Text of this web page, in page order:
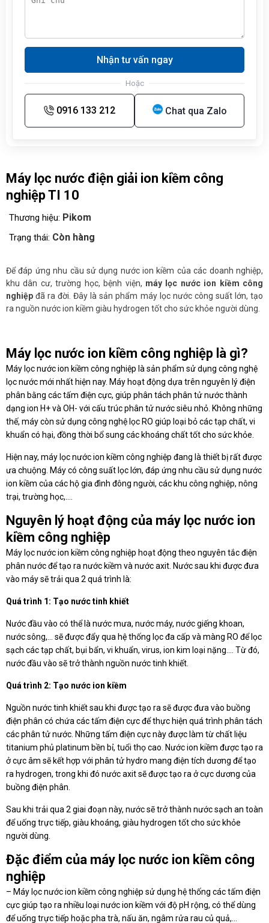
Nhận tư vấn ngay
Hoặc
0916 133 212 Chat qua Zalo
Máy lọc nước điện giải ion kiềm công
nghiệp TI 10
Thương hiệu: Pikom
Trạng thái: Còn hàng
Để đáp ứng nhu cầu sử dụng nước ion kiềm của các doanh nghiệp,
khu dân cư, trường học, bệnh viện, máy lọc nước ion kiềm công
nghiệp đã ra đời. Đây là sản phẩm máy lọc nước công suất lớn, tạo
ra nguồn nước ion kiềm giàu hydrogen tốt cho sức khỏe người dùng.
Máy lọc nước ion kiềm công nghiệp là gì?
Máy lọc nước ion kiềm công nghiệp là sản phẩm sử dụng công nghệ
lọc nước mới nhất hiện nay. Máy hoạt động dựa trên nguyên lý điện
phân bằng các tấm điện cực, giúp phân tách phân tử nước thành
dạng ion H+ và OH- với cấu trúc phân tử nước siêu nhỏ. Không những
thế, máy còn sử dụng công nghệ lọc RO giúp loại bỏ các tạp chất, vi
khuẩn có hại, đồng thời bổ sung các khoáng chất tốt cho sức khỏe.
Hiện nay, máy lọc nước ion kiềm công nghiệp đang là thiết bị rất được
ưa chuộng. Máy có công suất lọc lớn, đáp ứng nhu cầu sử dụng nước
ion kiềm của các hộ gia đình đông người, các khu công nghiệp, nông
trại, trường học,….
Nguyên lý hoạt động của máy lọc nước ion
kiềm công nghiệp
Máy lọc nước ion kiềm công nghiệp hoạt động theo nguyên tắc điện
phân nước để tạo ra nước kiềm và nước axit. Nước sau khi được đưa
vào máy sẽ trải qua 2 quá trình là:
Quá trình 1: Tạo nước tinh khiết
Nước đầu vào có thể là nước mưa, nước máy, nước giếng khoan,
nước sông,… sẽ được đẩy qua hệ thống lọc đa cấp và màng RO để lọc
sạch các tạp chất, bụi bẩn, vi khuẩn, virus, ion kim loại nặng…. Từ đó,
nước đầu vào sẽ trở thành nguồn nước tinh khiết.
Quá trình 2: Tạo nước ion kiềm
Nguồn nước tinh khiết sau khi được tạo ra sẽ được đưa vào buồng
điện phân có chứa các tấm điện cực để thực hiện quá trình phân tách
các phân tử nước. Những tấm điện cực này được làm từ chất liệu
titanium phủ platinum bền bỉ, tuổi thọ cao. Nước ion kiềm được tạo ra
ở cực âm sẽ kết hợp với phân tử hydro mang điện tích dương để tạo
ra hydrogen, trong khi đó nước axit sẽ được tạo ra ở cực dương của
buồng điện phân.
Sau khi trải qua 2 giai đoạn này, nước sẽ trở thành nước sạch an toàn
để uống trực tiếp, giàu khoáng, giàu hydrogen tốt cho sức khỏe
người dùng.
Đặc điểm của máy lọc nước ion kiềm công
nghiệp
– Máy lọc nước ion kiềm công nghiệp sử dụng hệ thống các tấm điện
cực giúp tạo ra nhiều loại nước ion kiềm với độ pH rộng, có thể dùng
để uống trực tiếp hoặc pha trà, nấu ăn, ngâm rửa rau củ quả,…